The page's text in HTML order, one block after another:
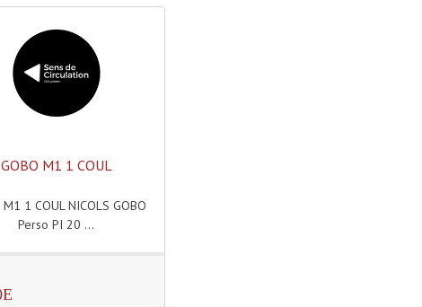
GOBO M1 1 COUL
M1 1 COUL NICOLS GOBO
Perso PI 20 ...